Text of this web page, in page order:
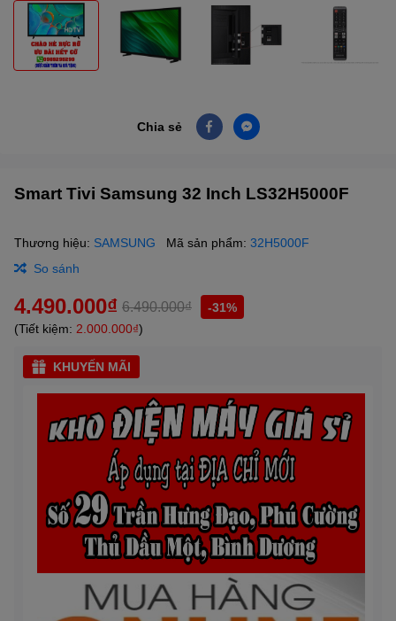
Chia sẻ
Smart Tivi Samsung 32 Inch LS32H5000F
Thương hiệu: SAMSUNG Mã sản phẩm: 32H5000F
So sánh
4.490.000₫ 6.490.000₫
-31%
(Tiết kiệm: 2.000.000₫)
KHUYẾN MÃI